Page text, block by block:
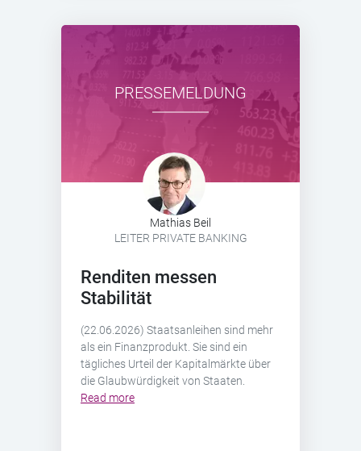
PRESSEMELDUNG
Mathias Beil
LEITER PRIVATE BANKING
Renditen messen
Stabilität
(22.06.2026) Staatsanleihen sind mehr
als ein Finanzprodukt. Sie sind ein
tägliches Urteil der Kapitalmärkte über
die Glaubwürdigkeit von Staaten.
Read more